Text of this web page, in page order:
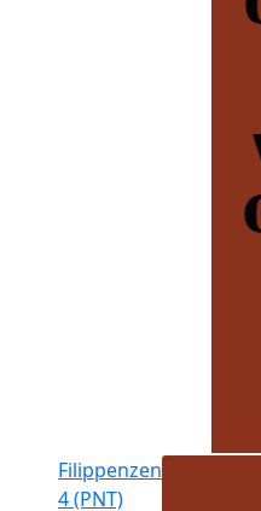
Filippenzen
4 (PNT)